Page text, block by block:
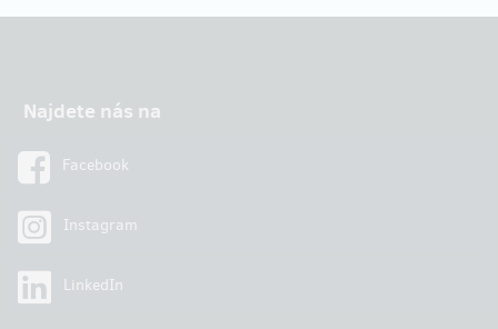
Najdete nás na
Facebook
Instagram
LinkedIn